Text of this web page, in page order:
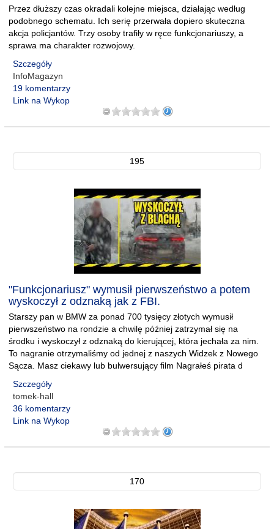
Przez dłuższy czas okradali kolejne miejsca, działając według
podobnego schematu. Ich serię przerwała dopiero skuteczna
akcja policjantów. Trzy osoby trafiły w ręce funkcjonariuszy, a
sprawa ma charakter rozwojowy.
Szczegóły
InfoMagazyn
19 komentarzy
Link na Wykop
195
"Funkcjonariusz" wymusił pierwszeństwo a potem
wyskoczył z odznaką jak z FBI.
Starszy pan w BMW za ponad 700 tysięcy złotych wymusił
pierwszeństwo na rondzie a chwilę później zatrzymał się na
środku i wyskoczył z odznaką do kierującej, która jechała za nim.
To nagranie otrzymaliśmy od jednej z naszych Widzek z Nowego
Sącza. Masz ciekawy lub bulwersujący film Nagrałeś pirata d
Szczegóły
tomek-hall
36 komentarzy
Link na Wykop
170